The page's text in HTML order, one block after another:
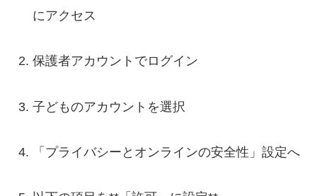
にアクセス
保護者アカウントでログイン
子どものアカウントを選択
「プライバシーとオンラインの安全性」設定へ